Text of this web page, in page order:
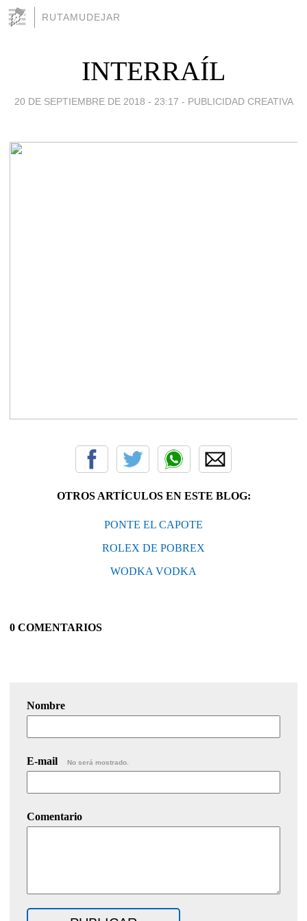
RUTAMUDEJAR
INTERRAÍL
20 DE SEPTIEMBRE DE 2018 - 23:17 - PUBLICIDAD CREATIVA
OTROS ARTÍCULOS EN ESTE BLOG:
PONTE EL CAPOTE
ROLEX DE POBREX
WODKA VODKA
0 COMENTARIOS
Nombre
E-mail No será mostrado.
Comentario